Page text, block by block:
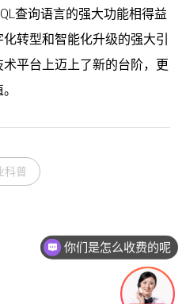
查询语言的强大功能相得益
转型和智能化升级的强大引
平台上迈上了新的台阶，更
科普
现在有优惠活动吗